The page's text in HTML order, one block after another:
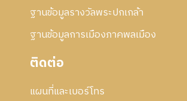
ฐานข้อมูลรางวัลพระปกเกล้า
ฐานข้อมูลการเมืองภาคพลเมือง
ติดต่อ
แผนที่และเบอร์โทร